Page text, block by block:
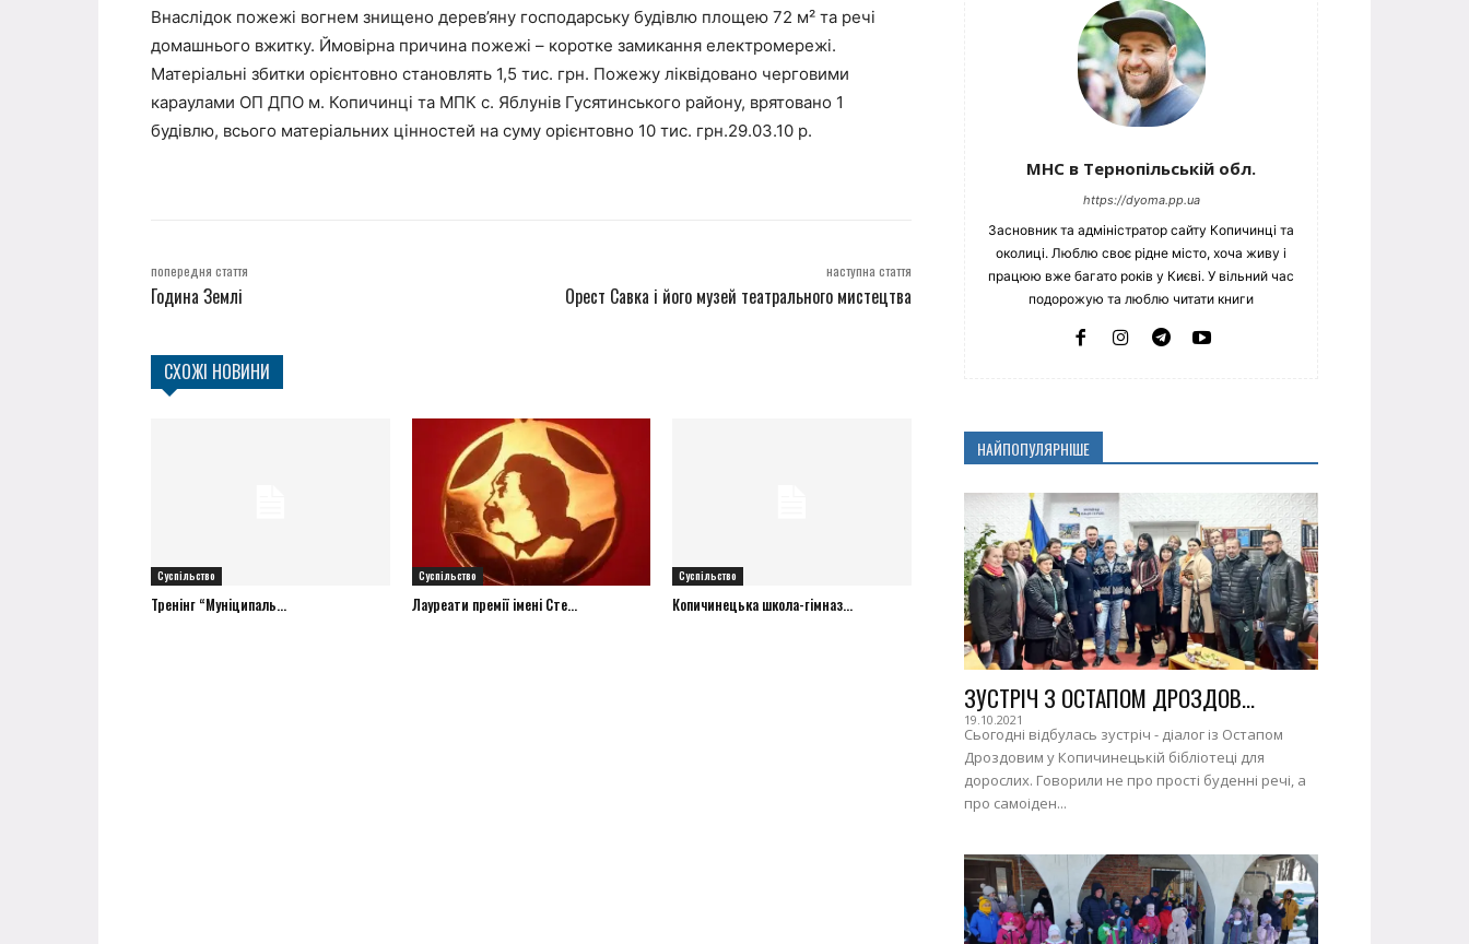
Внаслідок пожежі вогнем знищено дерев’яну господарську будівлю площею 72 м² та речі
домашнього вжитку. Ймовірна причина пожежі – коротке замикання електромережі.
Матеріальні збитки орієнтовно становлять 1,5 тис. грн. Пожежу ліквідовано черговими
караулами ОП ДПО м. Копичинці та МПК с. Яблунів Гусятинського району, врятовано 1
будівлю, всього матеріальних цінностей на суму орієнтовно 10 тис. грн.29.03.10 р.
попередня стаття
Година Землі
наступна стаття
Орест Савка і його музей театрального мистецтва
СХОЖІ НОВИНИ
Суспільство
Тренінг “Муніципаль...
Суспільство
Лауреати премії імені Сте...
Суспільство
Копичинецька школа-гімназ...
МНС в Тернопільській обл.
https://dyoma.pp.ua
Засновник та адміністратор сайту Копичинці та
околиці. Люблю своє рідне місто, хоча живу і
працюю вже багато років у Києві. У вільний час
подорожую та люблю читати книги
НАЙПОПУЛЯРНІШЕ
ЗУСТРІЧ З ОСТАПОМ ДРОЗДОВ...
19.10.2021
Сьогодні відбулась зустріч - діалог із Остапом
Дроздовим у Копичинецькій бібліотеці для
дорослих. Говорили не про прості буденні речі, а
про самоіден...